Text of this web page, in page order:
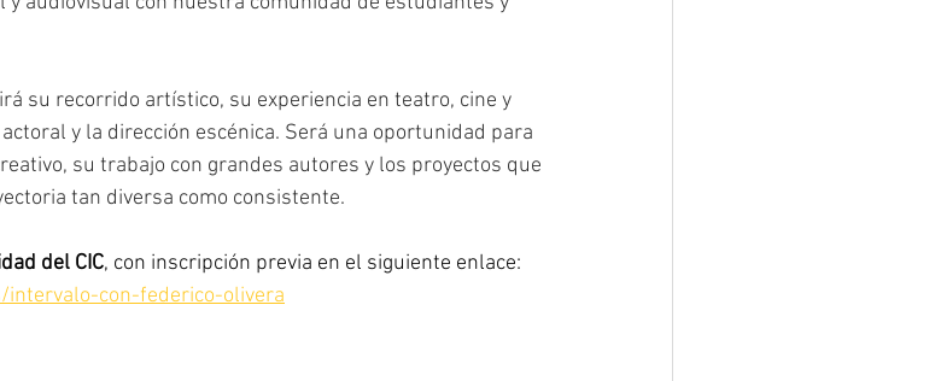
Proyecciones Ciclo de Cine Pilotos de Tv
cursos
su recorrido artístico, su experiencia en teatro, cine y
y la dirección escénica. Será una oportunidad para
su trabajo con grandes autores y los proyectos que
tan diversa como consistente.
del CIC, con inscripción previa en el siguiente enlace:
con-federico-olivera